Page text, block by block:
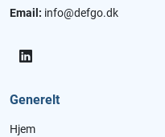
Email: info@defgo.dk
Generelt
Hjem